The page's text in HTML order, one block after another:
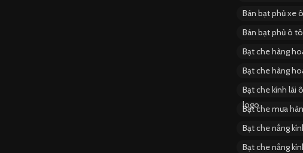
Bán bạt phủ xe
Bán bạt phủ ô
Bạt che hàng
Bạt che hàng
Bạt che kính lái
logo
Bạt che mưa
Bạt che nắng
Bạt che nắng